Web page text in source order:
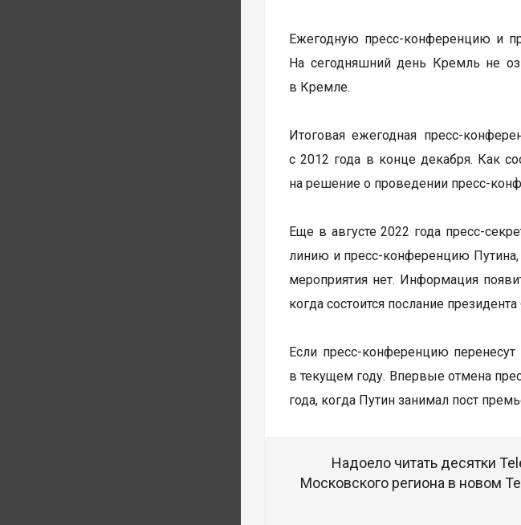
Ежегодную пресс-конференцию и
На сегодняшний день Кремль не
в Кремле.
Итоговая ежегодная пресс-
с 2012 года в конце декабря. Как
на решение о проведении пресс-
Еще в августе 2022 года пресс-
линию и пресс-конференцию Путина,
мероприятия нет. Информация
когда состоится послание
Если пресс-конференцию
в текущем году. Впервые отмена
года, когда Путин занимал пост
Надоело читать десятки
Московского региона в новом